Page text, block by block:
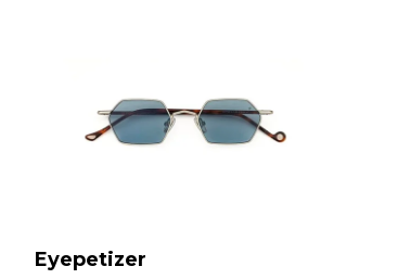
Eyepetizer
possono